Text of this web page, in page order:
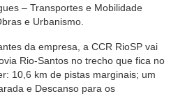
– Transportes e Mobilidade
e Urbanismo.
da empresa, a CCR RioSP vai
Rio-Santos no trecho que fica no
10,6 km de pistas marginais; um
e Descanso para os